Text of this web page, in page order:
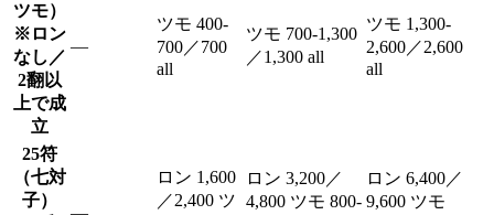
ツモ）
※ロン
なし／
2翻以
上で成
立
—
ツモ 400-
700／700
all
ツモ 700-1,300
／1,300 all
ツモ 1,300-
2,600／2,600
all
25符
（七対
子）
ロン 1,600
／2,400 ツ
ロン 3,200／
4,800 ツモ 800-
ロン 6,400／
9,600 ツモ